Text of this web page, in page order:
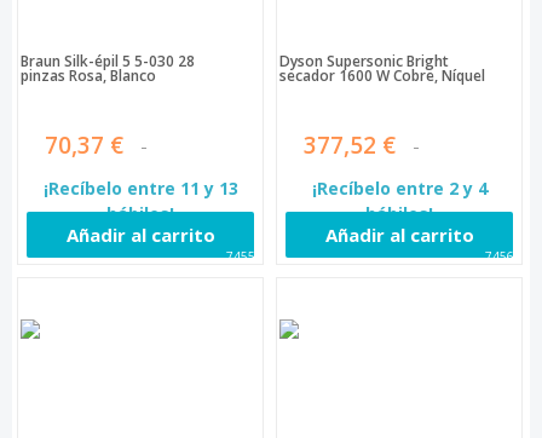
Braun Silk-épil 5 5-030 28
pinzas Rosa, Blanco
70,37 €
¡Recíbelo entre 11 y 13
hábiles!
Añadir al carrito
74556
Dyson Supersonic Bright
secador 1600 W Cobre, Níquel
377,52 €
¡Recíbelo entre 2 y 4
hábiles!
Añadir al carrito
74561